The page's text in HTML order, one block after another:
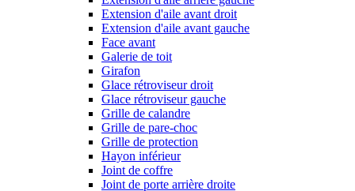
Extension d'aile avant droit
Extension d'aile avant gauche
Face avant
Galerie de toit
Girafon
Glace rétroviseur droit
Glace rétroviseur gauche
Grille de calandre
Grille de pare-choc
Grille de protection
Hayon inférieur
Joint de coffre
Joint de porte arrière droite